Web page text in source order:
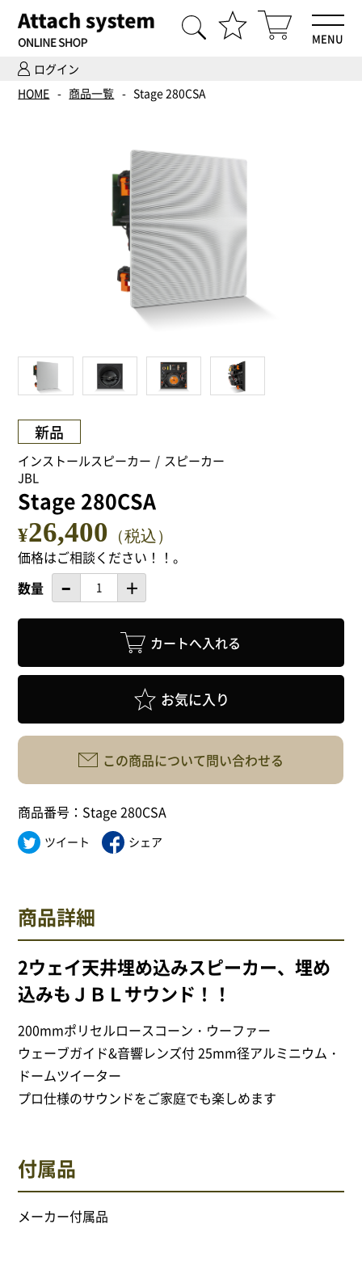
ログイン
MENU
HOME
Hi-Fiオーディオ試聴
ホームシアター体験
ご依頼までの流れ
NEWS
会員登録
マイアカウント
ご利用ガイド
特定商取引法に基づく表記
プライバシーポリシー
サイトポリシー
Tel.0568-37-4757
フォームからお問合せ
HOME 商品一覧 Stage 280CSA
新品
インストールスピーカー
スピーカー
JBL
Stage 280CSA
¥26,400 （税込）
価格はご相談ください！！。
数量
お気に入り
この商品について問い合わせる
商品番号：Stage 280CSA
ツイート シェア
商品詳細
2ウェイ天井埋め込みスピーカー、埋め
込みもＪＢＬサウンド！！
200mmポリセルロースコーン・ウーファー
ウェーブガイド&音響レンズ付 25mm径アルミニウム・
ドームツイーター
プロ仕様のサウンドをご家庭でも楽しめます
付属品
メーカー付属品